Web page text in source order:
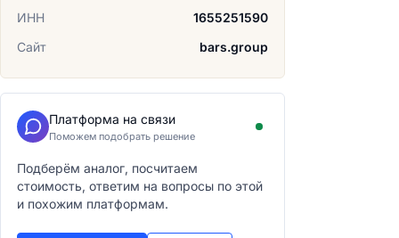
ИНН
1655251590
Сайт
bars.group
Платформа на связи
Поможем подобрать решение
Подберём аналог, посчитаем
стоимость, ответим на вопросы по этой
и похожим платформам.